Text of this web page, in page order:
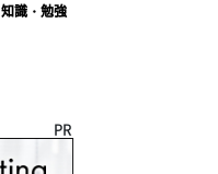
知識・勉強
PR